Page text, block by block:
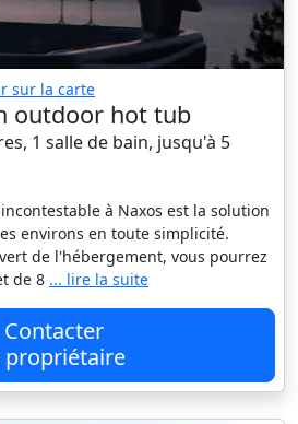
sur la carte
outdoor hot tub
1 salle de bain, jusqu'à 5
à Naxos est la solution
environs en toute simplicité.
de l'hébergement, vous pourrez
de 8 ... lire la suite
Contacter
propriétaire